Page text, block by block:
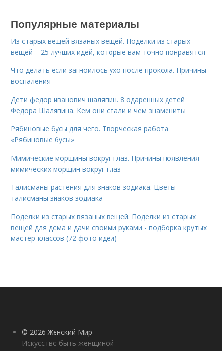
Популярные материалы
Из старых вещей вязаных вещей. Поделки из старых
вещей – 25 лучших идей, которые вам точно понравятся
Что делать если загноилось ухо после прокола. Причины
воспаления
Дети федор иванович шаляпин. 8 одаренных детей
Федора Шаляпина. Кем они стали и чем знамениты
Рябиновые бусы для чего. Творческая работа
«Рябиновые бусы»
Мимические морщины вокруг глаз. Причины появления
мимических морщин вокруг глаз
Талисманы растения для знаков зодиака. Цветы-
талисманы знаков зодиака
Поделки из старых вязаных вещей. Поделки из старых
вещей для дома и дачи своими руками - подборка крутых
мастер-классов (72 фото идеи)
© 2026 Женский Мир
Искусство быть женщиной